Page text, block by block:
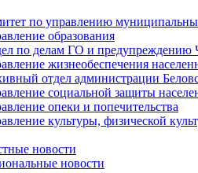
по управлению
образования
по делам ГО и
жизнеобеспечения
отдел администрации
социальной защиты
опеки и попечительства
культуры, физической
новости
новости